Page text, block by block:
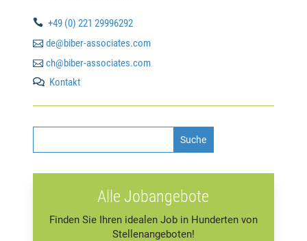
 +49 (0) 221 29996292
de@biber-associates.com
ch@biber-associates.com
 Kontakt
Alle Jobangebote
Finden Sie Ihren idealen Job in Hunderten von
Stellenangeboten!